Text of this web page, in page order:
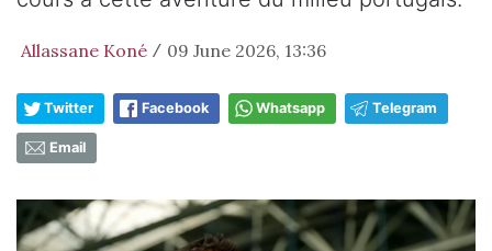
Allassane Koné / 09 June 2026, 13:36
Twitter Facebook Whatsapp Telegram
Email